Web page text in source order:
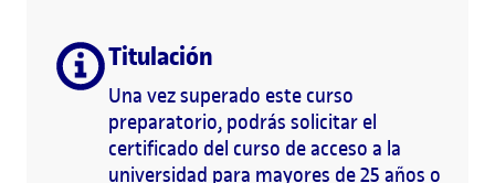
Titulación
Una vez superado este curso
preparatorio, podrás solicitar el
certificado del curso de acceso a la
universidad para mayores de 25 años o